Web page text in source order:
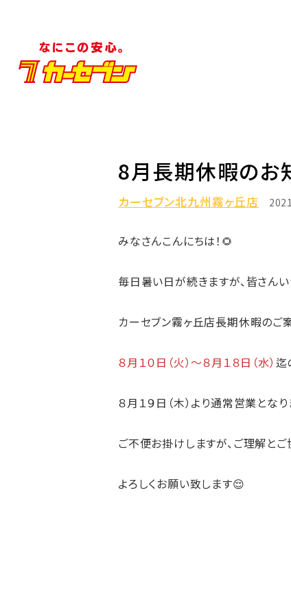
8月長期休暇のお
カーセブン北九州霧ヶ丘店
みなさんこんにちは！🌻
毎日暑い日が続きますが、皆さん
カーセブン霧ヶ丘店長期休暇のご
８月１０日（火）～８月１８日（水） 迄
８月１９日（木）より通常営業となり
ご不便お掛けしますが、ご理解と
よろしくお願い致します😌